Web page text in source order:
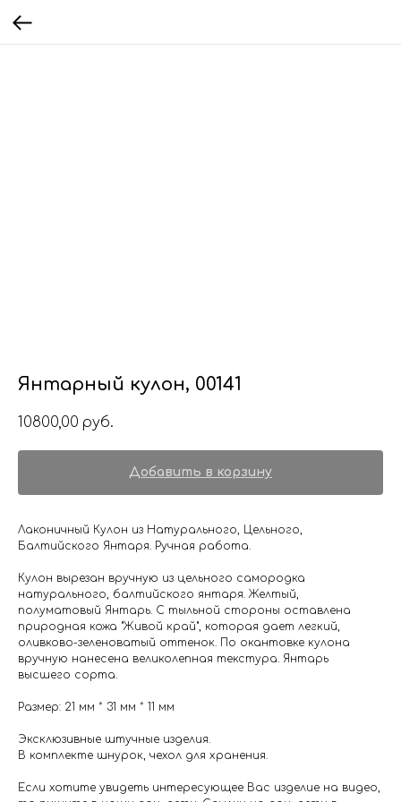
Янтарный кулон, 00141
10800,00 руб.
Добавить в корзину
Лаконичный Кулон из Натурального, Цельного,
Балтийского Янтаря. Ручная работа.
Кулон вырезан вручную из цельного самородка
натурального, балтийского янтаря. Желтый,
полуматовый Янтарь. С тыльной стороны оставлена
природная кожа "Живой край", которая дает легкий,
оливково-зеленоватый оттенок. По окантовке кулона
вручную нанесена великолепная текстура. Янтарь
высшего сорта.
Размер: 21 мм * 31 мм * 11 мм
Эксклюзивные штучные изделия.
В комплекте шнурок, чехол для хранения.
Если хотите увидеть интересующее Вас изделие на видео,